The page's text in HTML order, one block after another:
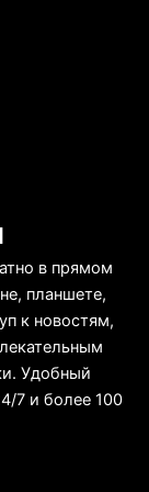
в прямом
планшете,
к новостям,
Удобный
7 и более 100